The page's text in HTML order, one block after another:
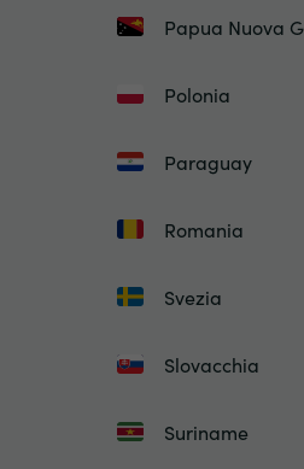
Papua Nuova
Polonia
Paraguay
Romania
Svezia
Slovacchia
Suriname